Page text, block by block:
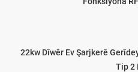
22kw Dîwêr Ev Şarjkerê
Tip 2